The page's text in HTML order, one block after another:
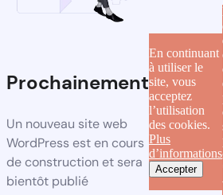
Prochainement
Un nouveau site web
WordPress est en cours
de construction et sera
bientôt publié
En continuant
à utiliser le
site, vous
acceptez
l’utilisation
des cookies.
Plus
d’informations
Accepter